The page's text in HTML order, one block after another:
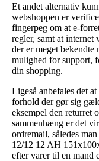
Et andet alternativ
webshoppen er
fingerpeg om at e-
regler, samt at internet
der er meget bekendte
mulighed for support,
din shopping.
Ligeså anbefales det
forhold der gør sig
eksempel den returret
sammenhæng er det
ordremail, således
12/12 12 AH
efter varer til en mand